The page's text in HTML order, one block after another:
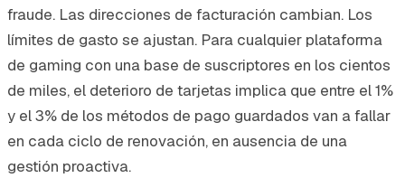
fraude. Las direcciones de facturación cambian. Los
límites de gasto se ajustan. Para cualquier plataforma
de gaming con una base de suscriptores en los cientos
de miles, el deterioro de tarjetas implica que entre el 1%
y el 3% de los métodos de pago guardados van a fallar
en cada ciclo de renovación, en ausencia de una
gestión proactiva.